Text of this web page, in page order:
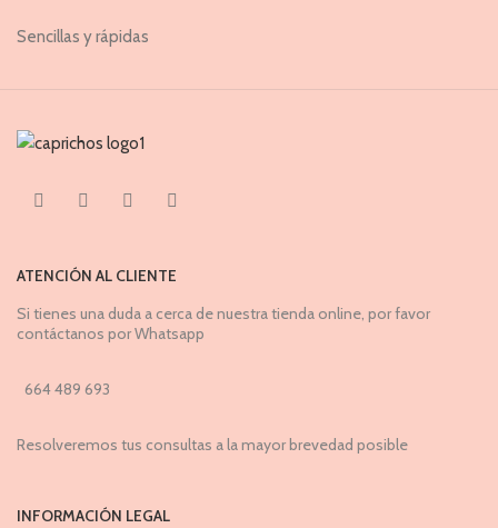
Sencillas y rápidas
ATENCIÓN AL CLIENTE
Si tienes una duda a cerca de nuestra tienda online, por favor
contáctanos por Whatsapp
664 489 693
Resolveremos tus consultas a la mayor brevedad posible
INFORMACIÓN LEGAL